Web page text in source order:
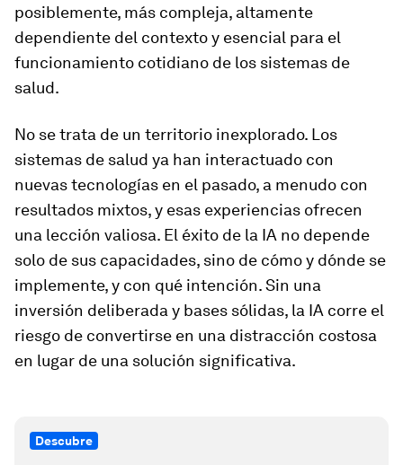
posiblemente, más compleja, altamente
dependiente del contexto y esencial para el
funcionamiento cotidiano de los sistemas de
salud.
No se trata de un territorio inexplorado. Los
sistemas de salud ya han interactuado con
nuevas tecnologías en el pasado, a menudo con
resultados mixtos, y esas experiencias ofrecen
una lección valiosa. El éxito de la IA no depende
solo de sus capacidades, sino de cómo y dónde se
implemente, y con qué intención. Sin una
inversión deliberada y bases sólidas, la IA corre el
riesgo de convertirse en una distracción costosa
en lugar de una solución significativa.
Descubre